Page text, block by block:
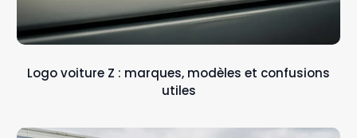
Logo voiture Z : marques, modèles et confusions
utiles